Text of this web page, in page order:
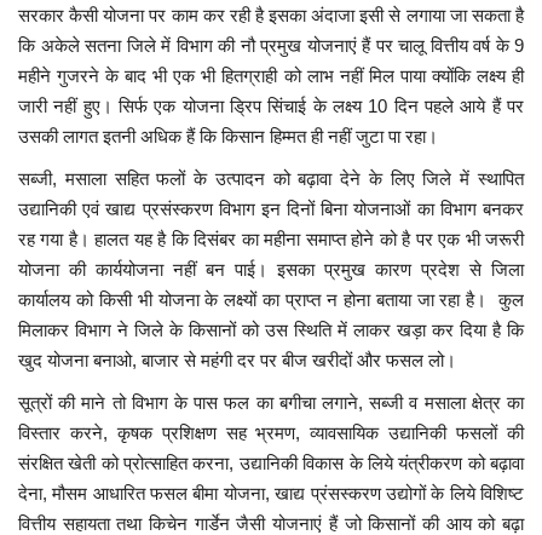
छत्तीसगढ़
मनोरंजन
लाइफस्टाइल
खेल
ब्रेकिंग न्यूज़
व्यापार
टेक न्यूज़
सरकार कैसी योजना पर काम कर रही है इसका अंदाजा इसी से लगाया जा सकता है
कि अकेले सतना जिले में विभाग की नौ प्रमुख योजनाएं हैं पर चालू वित्तीय वर्ष के 9
महीने गुजरने के बाद भी एक भी हितग्राही को लाभ नहीं मिल पाया क्योंकि लक्ष्य ही
जारी नहीं हुए। सिर्फ एक योजना ड्रिप सिंचाई के लक्ष्य 10 दिन पहले आये हैं पर
उसकी लागत इतनी अधिक हैं कि किसान हिम्मत ही नहीं जुटा पा रहा।
सब्जी, मसाला सहित फलों के उत्पादन को बढ़ावा देने के लिए जिले में स्थापित
उद्यानिकी एवं खाद्य प्रसंस्करण विभाग इन दिनों बिना योजनाओं का विभाग बनकर
रह गया है। हालत यह है कि दिसंबर का महीना समाप्त होने को है पर एक भी जरूरी
योजना की कार्ययोजना नहीं बन पाई। इसका प्रमुख कारण प्रदेश से जिला
कार्यालय को किसी भी योजना के लक्ष्यों का प्राप्त न होना बताया जा रहा है। कुल
मिलाकर विभाग ने जिले के किसानों को उस स्थिति में लाकर खड़ा कर दिया है कि
खुद योजना बनाओ, बाजार से महंगी दर पर बीज खरीदों और फसल लो।
सूत्रों की माने तो विभाग के पास फल का बगीचा लगाने, सब्जी व मसाला क्षेत्र का
विस्तार करने, कृषक प्रशिक्षण सह भ्रमण, व्यावसायिक उद्यानिकी फसलों की
संरक्षित खेती को प्रोत्साहित करना, उद्यानिकी विकास के लिये यंत्रीकरण को बढ़ावा
देना, मौसम आधारित फसल बीमा योजना, खाद्य प्रंसस्करण उद्योगों के लिये विशिष्ट
वित्तीय सहायता तथा किचेन गार्डेन जैसी योजनाएं हैं जो किसानों की आय को बढ़ा